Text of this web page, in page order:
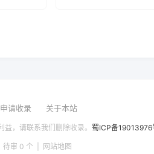
申请收录 关于本站
，请联系我们删除收录。 蜀ICP备19013976
待审 0 个 | 网站地图